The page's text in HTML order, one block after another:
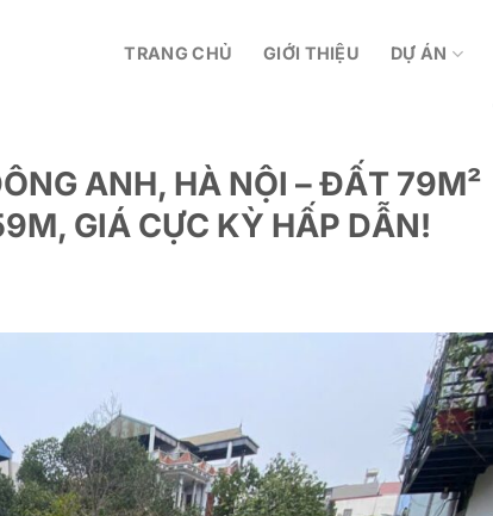
TRANG CHỦ GIỚI THIỆU DỰ ÁN
ANH, HÀ NỘI – ĐẤT 79M²
GIÁ CỰC KỲ HẤP DẪN!